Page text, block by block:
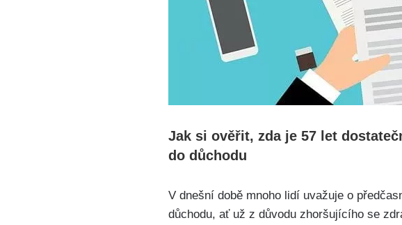
Jak si ověřit, zda je ⁣57 let
do⁤ důchodu
V dnešní době ⁢mnoho lidí uvažuje o
⁤důchodu, ať už z ⁣důvodu zhoršujícího se